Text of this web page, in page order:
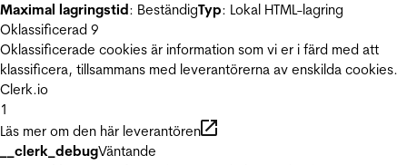
Maximal lagringstid: BeständigTyp: Lokal HTML-lagring
Oklassificerad 9
Oklassificerade cookies är information som vi er i färd med att
klassificera, tillsammans med leverantörerna av enskilda cookies.
Clerk.io
1
Läs mer om den här leverantören
__clerk_debugVäntande